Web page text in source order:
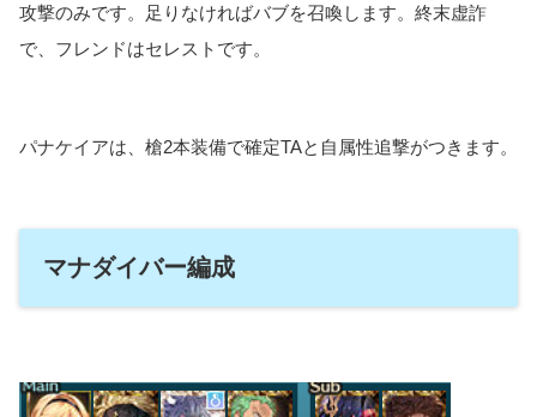
攻撃のみです。足りなければバブを召喚します。終末虚詐
で、フレンドはセレストです。
パナケイアは、槍2本装備で確定TAと自属性追撃がつきます。
マナダイバー編成